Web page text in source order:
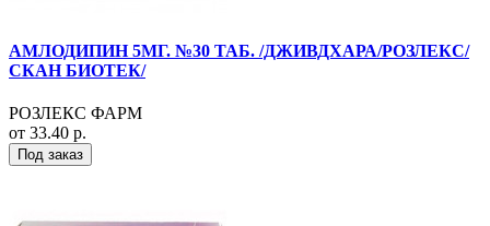
АМЛОДИПИН 5МГ. №30 ТАБ. /ДЖИВДХАРА/РОЗЛЕКС/
СКАН БИОТЕК/
РОЗЛЕКС ФАРМ
от 33.40 р.
Под заказ